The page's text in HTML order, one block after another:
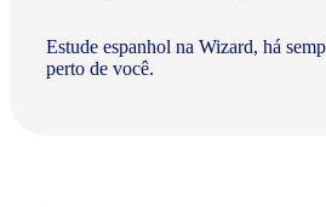
Estude espanhol na Wizard, há
perto de você.